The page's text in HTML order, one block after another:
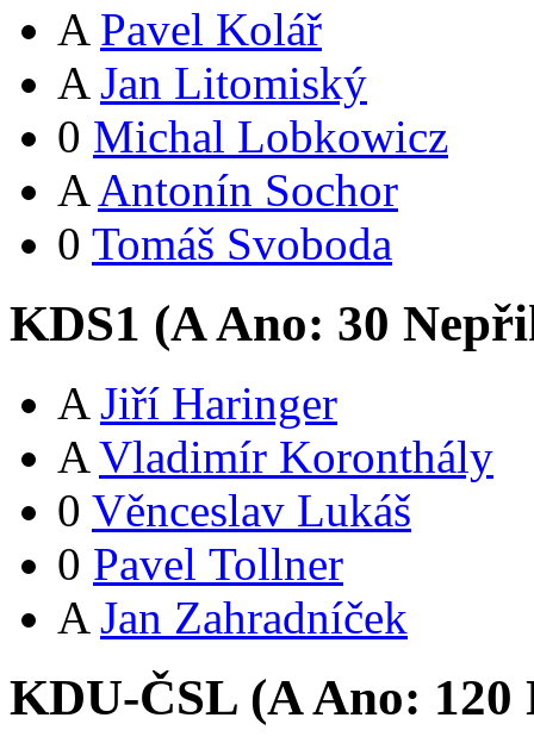
A Pavel Kolář
A Jan Litomiský
0 Michal Lobkowicz
A Antonín Sochor
0 Tomáš Svoboda
KDS1 (AAno: 30
A Jiří Haringer
A Vladimír Koronthály
0 Věnceslav Lukáš
0 Pavel Tollner
A Jan Zahradníček
KDU-ČSL (AAno: 120